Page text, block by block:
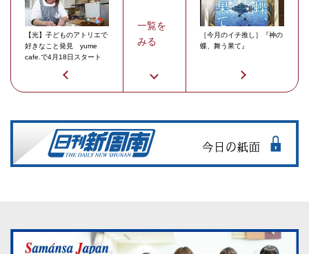
【光】子どものアトリエで
好きなこと発見 yume
cafe.で4月18日スタート
一覧を
みる
［今月のイチ推し］『神の
蝶、舞う果て』